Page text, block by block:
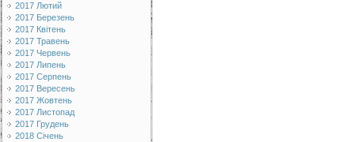
2017 Лютий
2017 Березень
2017 Квітень
2017 Травень
2017 Червень
2017 Липень
2017 Серпень
2017 Вересень
2017 Жовтень
2017 Листопад
2017 Грудень
2018 Січень